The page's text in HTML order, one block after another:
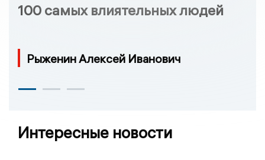
100 самых влиятельных людей
Рыженин Алексей Иванович
Интересные новости